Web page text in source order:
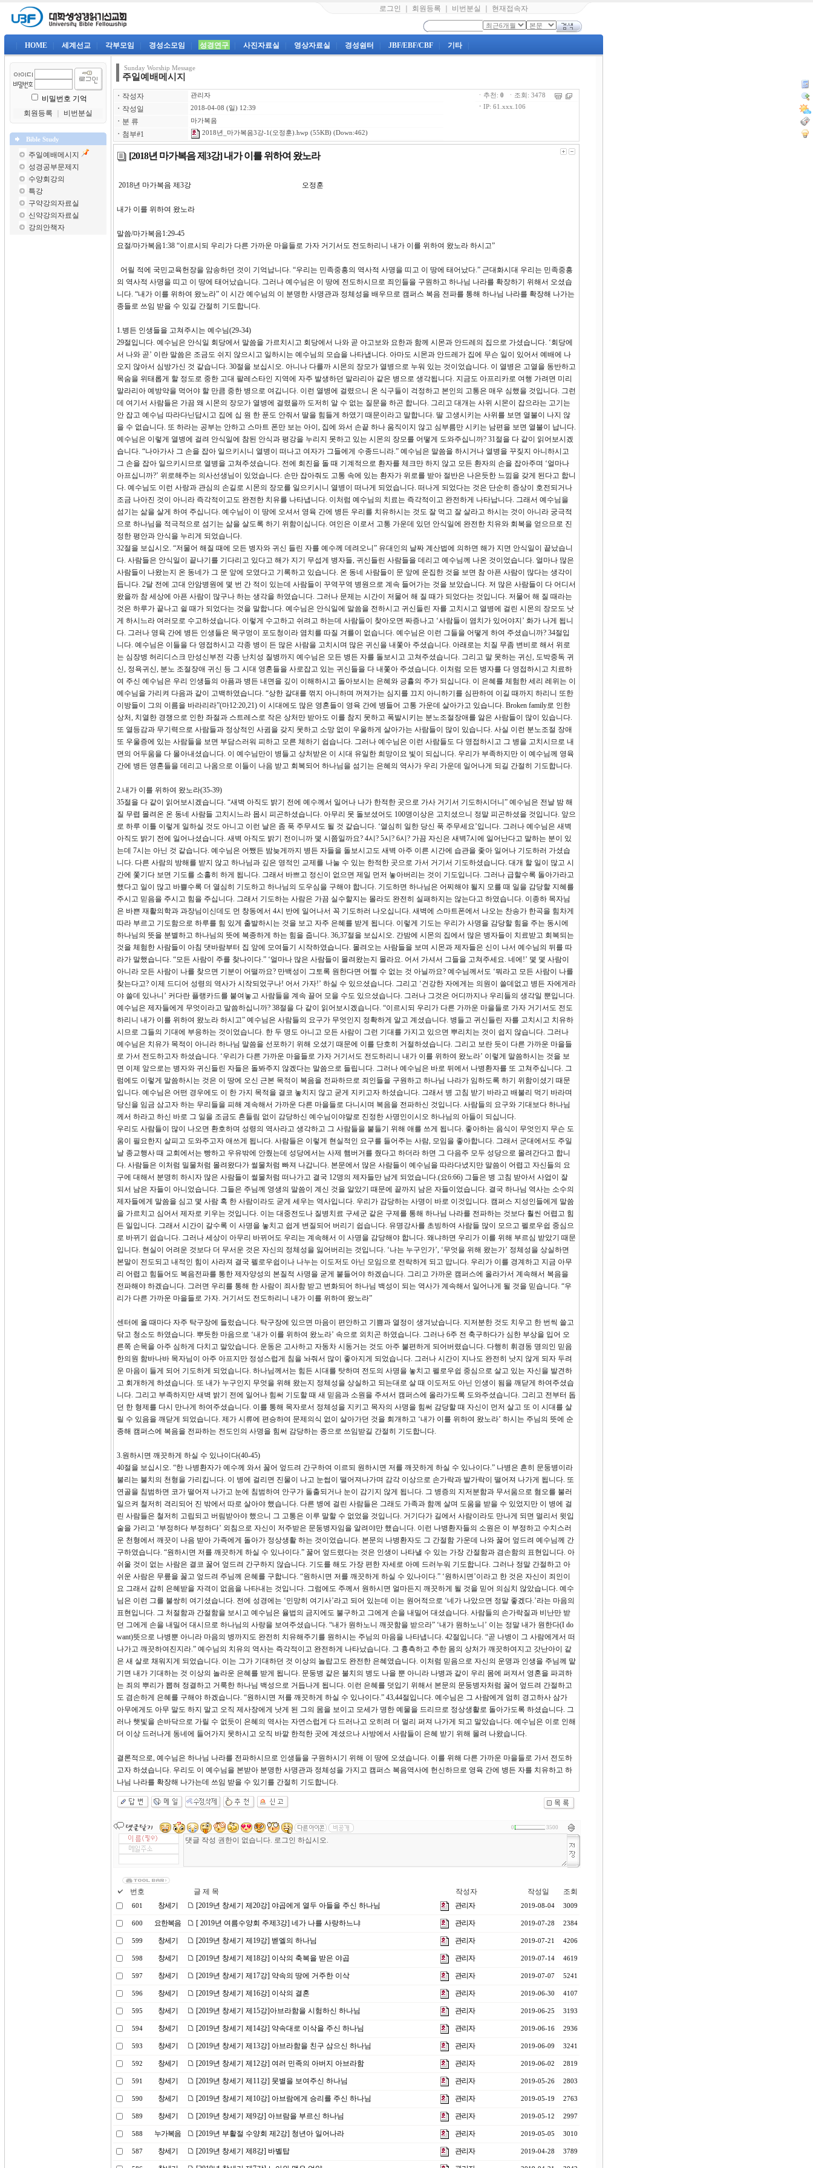
로그인 회원등록 비번분실 현재접속자
HOME 세계선교 각부모임 경성소모임 성경연구 사진자료실 영상자료실 경성쉼터 JBF/EBF/CBF 기타
비밀번호 기억
회원등록
비번분실
Bible Study
주일예배메시지
성경공부문제지
수양회강의
특강
구약강의자료실
신약강의자료실
강의안책자
Sunday Worship Message
주일예배메시지
ㆍ 작성자 관리자
ㆍ 작성일 2018-04-08 (일) 12:39
ㆍ 분 류 마가복음
ㆍ 첨부#1 2018년_마가복음3강-1(오정훈).hwp (55KB) (Down:462)
ㆍ추천: 0 ㆍ조회: 3478
ㆍ IP: 61.xxx.106
[2018년 마가복음 제3강] 내가 이를 위하여 왔노라
2018년 마가복음 제3강 오정훈
내가 이를 위하여 왔노라
말씀/마가복음1:29-45
요절/마가복음1:38 “이르시되 우리가 다른 가까운 마을들로 가자 거기서도 전도하리니 내가 이를 위하여 왔노라 하시고”
어릴 적에 국민교육헌장을 암송하던 것이 기억납니다. “우리는 민족중흥의 역사적 사명을 띠고 이 땅에 태어났다.” 근대화시대 우리는 민족중흥
의 역사적 사명을 띠고 이 땅에 태어났습니다. 그러나 예수님은 이 땅에 전도하시므로 죄인들을 구원하고 하나님 나라를 확장하기 위해서 오셨습
니다. “내가 이를 위하여 왔노라” 이 시간 예수님의 이 분명한 사명관과 정체성을 배우므로 캠퍼스 복음 전파를 통해 하나님 나라를 확장해 나가는
종들로 쓰임 받을 수 있길 간절히 기도합니다.
1.병든 인생들을 고쳐주시는 예수님(29-34)
29절입니다. 예수님은 안식일 회당에서 말씀을 가르치시고 회당에서 나와 곧 야고보와 요한과 함께 시몬과 안드레의 집으로 가셨습니다. ‘회당에
서 나와 곧’ 이란 말씀은 조금도 쉬지 않으시고 일하시는 예수님의 모습을 나타냅니다. 아마도 시몬과 안드레가 집에 무슨 일이 있어서 예배에 나
오지 않아서 심방가신 것 같습니다. 30절을 보십시오. 아니나 다를까 시몬의 장모가 열병으로 누워 있는 것이었습니다. 이 열병은 고열을 동반하고
목숨을 위태롭게 할 정도로 중한 고대 팔레스타인 지역에 자주 발생하던 말라리아 같은 병으로 생각됩니다. 지금도 아프리카로 여행 가려면 미리
말라리아 예방약을 먹어야 할 만큼 중한 병으로 여깁니다. 이런 열병에 걸렸으니 온 식구들이 걱정하고 본인의 고통은 매우 심했을 것입니다. 그런
데 여기서 사람들은 가끔 왜 시몬의 장모가 열병에 걸렸을까 도저히 알 수 없는 질문을 하곤 합니다. 그리고 대개는 사위 시몬이 잡으라는 고기는
안 잡고 예수님 따라다닌답시고 집에 십 원 한 푼도 안줘서 딸을 힘들게 하였기 때문이라고 말합니다. 딸 고생시키는 사위를 보면 열불이 나지 않
을 수 없습니다. 또 하라는 공부는 안하고 스마트 폰만 보는 아이, 집에 와서 손끝 하나 움직이지 않고 심부름만 시키는 남편을 보면 열불이 납니다.
예수님은 이렇게 열병에 걸려 안식일에 참된 안식과 평강을 누리지 못하고 있는 시몬의 장모를 어떻게 도와주십니까? 31절을 다 같이 읽어보시겠
습니다. “나아가사 그 손을 잡아 일으키시니 열병이 떠나고 여자가 그들에게 수종드니라.” 예수님은 말씀을 하시거나 열병을 꾸짖지 아니하시고
그 손을 잡아 일으키시므로 열병을 고쳐주셨습니다. 전에 회진을 돌 때 기계적으로 환자를 체크만 하지 않고 모든 환자의 손을 잡아주며 ‘얼마나
아프십니까?’ 위로해주는 의사선생님이 있었습니다. 손만 잡아줘도 고통 속에 있는 환자가 위로를 받아 절반은 나은듯한 느낌을 갖게 된다고 합니
다. 예수님도 이런 사랑과 관심의 손길로 시몬의 장모를 일으키시니 열병이 떠나게 되었습니다. 떠나게 되었다는 것은 단순히 증상이 호전되거나
조금 나아진 것이 아니라 즉각적이고도 완전한 치유를 나타냅니다. 이처럼 예수님의 치료는 즉각적이고 완전하게 나타납니다. 그래서 예수님을
섬기는 삶을 살게 하여 주십니다. 예수님이 이 땅에 오셔서 영육 간에 병든 우리를 치유하시는 것도 잘 먹고 잘 살라고 하시는 것이 아니라 궁극적
으로 하나님을 적극적으로 섬기는 삶을 살도록 하기 위함이십니다. 여인은 이로서 고통 가운데 있던 안식일에 완전한 치유와 회복을 얻으므로 진
정한 평안과 안식을 누리게 되었습니다.
32절을 보십시오. “저물어 해질 때에 모든 병자와 귀신 들린 자를 예수께 데려오니” 유대인의 날짜 계산법에 의하면 해가 지면 안식일이 끝났습니
다. 사람들은 안식일이 끝나기를 기다리고 있다고 해가 지기 무섭게 병자들, 귀신들린 사람들을 데리고 예수님께 나온 것이었습니다. 얼마나 많은
사람들이 나왔는지 온 동네가 그 문 앞에 모였다고 기록하고 있습니다. 온 동네 사람들이 문 앞에 운집한 것을 보면 참 아픈 사람이 많다는 생각이
듭니다. 2달 전에 고대 안암병원에 몇 번 간 적이 있는데 사람들이 꾸역꾸역 병원으로 계속 들어가는 것을 보았습니다. 저 많은 사람들이 다 어디서
왔을까 참 세상에 아픈 사람이 많구나 하는 생각을 하였습니다. 그러나 문제는 시간이 저물어 해 질 때가 되었다는 것입니다. 저물어 해 질 때라는
것은 하루가 끝나고 쉴 때가 되었다는 것을 말합니다. 예수님은 안식일에 말씀을 전하시고 귀신들린 자를 고치시고 열병에 걸린 시몬의 장모도 낫
게 하시느라 여러모로 수고하셨습니다. 이렇게 수고하고 쉬려고 하는데 사람들이 찾아오면 짜증나고 ‘사람들이 염치가 있어야지’ 화가 나게 됩니
다. 그러나 영육 간에 병든 인생들은 목구멍이 포도청이라 염치를 따질 겨를이 없습니다. 예수님은 이런 그들을 어떻게 하여 주셨습니까? 34절입
니다. 예수님은 이들을 다 영접하시고 각종 병이 든 많은 사람을 고치시며 많은 귀신을 내쫓아 주셨습니다. 아래로는 치질 무좀 변비로 해서 위로
는 심장병 허리디스크 만성신부전 각종 난치성 질병까지 예수님은 모든 병든 자를 돌보시고 고쳐주셨습니다. 그리고 말 못하는 귀신, 도박중독 귀
신, 정욕귀신, 분노 조절장애 귀신 등 그 시대 영혼들을 사로잡고 있는 귀신들을 다 내쫓아 주셨습니다. 이처럼 모든 병자를 다 영접하시고 치료하
여 주신 예수님은 우리 인생들의 아픔과 병든 내면을 깊이 이해하시고 돌아보시는 은혜와 긍휼의 주가 되십니다. 이 은혜를 체험한 세리 레위는 이
예수님을 가리켜 다음과 같이 고백하였습니다. “상한 갈대를 꺾지 아니하며 꺼져가는 심지를 끄지 아니하기를 심판하여 이길 때까지 하리니 또한
이방들이 그의 이름을 바라리라”(마12:20,21) 이 시대에도 많은 영혼들이 영육 간에 병들어 고통 가운데 살아가고 있습니다. Broken family로 인한
상처, 치열한 경쟁으로 인한 좌절과 스트레스로 작은 상처만 받아도 이를 참지 못하고 폭발시키는 분노조절장애를 앓은 사람들이 많이 있습니다.
또 열등감과 무기력으로 사람들과 정상적인 사귐을 갖지 못하고 소망 없이 우울하게 살아가는 사람들이 많이 있습니다. 사실 이런 분노조절 장애
또 우울증에 있는 사람들을 보면 부담스러워 피하고 모른 체하기 쉽습니다. 그러나 예수님은 이런 사람들도 다 영접하시고 그 병을 고치시므로 내
면의 어두움을 다 몰아내셨습니다. 이 예수님만이 병들고 상처받은 이 시대 유일한 희망이요 빛이 되십니다. 우리가 부족하지만 이 예수님께 영육
간에 병든 영혼들을 데리고 나옴으로 이들이 나음 받고 회복되어 하나님을 섬기는 은혜의 역사가 우리 가운데 일어나게 되길 간절히 기도합니다.
2.내가 이를 위하여 왔노라(35-39)
35절을 다 같이 읽어보시겠습니다. “새벽 아직도 밝기 전에 예수께서 일어나 나가 한적한 곳으로 가사 거기서 기도하시더니” 예수님은 전날 밤 해
질 무렵 몰려온 온 동네 사람들 고치시느라 몹시 피곤하셨습니다. 아무리 못 돌보셨어도 100명이상은 고치셨으니 정말 피곤하셨을 것입니다. 앞으
로 하루 이틀 이렇게 일하실 것도 아니고 이런 날은 좀 푹 주무셔도 될 것 같습니다. ‘열심히 일한 당신 푹 주무세요’입니다. 그러나 예수님은 새벽
아직도 밝기 전에 일어나셨습니다. 새벽 아직도 밝기 전이니까 몇 시쯤일까요? 4시? 5시? 6시? 가끔 자신은 새벽7시에 일어난다고 말하는 분이 있
는데 7시는 아닌 것 같습니다. 예수님은 어쨌든 밤늦게까지 병든 자들을 돌보시고도 새벽 아주 이른 시간에 습관을 좇아 일어나 기도하러 가셨습
니다. 다른 사람의 방해를 받지 않고 하나님과 깊은 영적인 교제를 나눌 수 있는 한적한 곳으로 가서 거기서 기도하셨습니다. 대개 할 일이 많고 시
간에 쫓기다 보면 기도를 소홀히 하게 됩니다. 그래서 바쁘고 정신이 없으면 제일 먼저 놓아버리는 것이 기도입니다. 그러나 급할수록 돌아가라고
했다고 일이 많고 바쁠수록 더 열심히 기도하고 하나님의 도우심을 구해야 합니다. 기도하면 하나님은 어찌해야 될지 모를 때 일을 감당할 지혜를
주시고 믿음을 주시고 힘을 주십니다. 그래서 기도하는 사람은 가끔 실수할지는 몰라도 완전히 실패하지는 않는다고 하였습니다. 이종하 목자님
은 바쁜 재활의학과 과장님이신데도 먼 창동에서 4시 반에 일어나서 꼭 기도하러 나오십니다. 새벽에 스마트폰에서 나오는 찬송가 한곡을 힘차게
따라 부르고 기도함으로 하루를 힘 있게 출발하시는 것을 보고 자주 은혜를 받게 됩니다. 이렇게 기도는 우리가 사명을 감당할 힘을 주는 동시에
하나님의 뜻을 분별하고 하나님의 뜻에 복종하게 하는 힘을 줍니다. 36,37절을 보십시오. 간밤에 시몬의 집에서 많은 병자들이 치료받고 회복되는
것을 체험한 사람들이 아침 댓바람부터 집 앞에 모여들기 시작하였습니다. 몰려오는 사람들을 보며 시몬과 제자들은 신이 나서 예수님의 뒤를 따
라가 말했습니다. “모든 사람이 주를 찾나이다.” ‘얼마나 많은 사람들이 몰려왔는지 몰라요. 어서 가셔서 그들을 고쳐주세요. 네에!’ 몇 몇 사람이
아니라 모든 사람이 나를 찾으면 기분이 어떨까요? 만백성이 그토록 원한다면 어쩔 수 없는 것 아닐까요? 예수님께서도 ‘뭐라고 모든 사람이 나를
찾는다고? 이제 드디어 성령의 역사가 시작되었구나! 어서 가자!’ 하실 수 있으셨습니다. 그리고 ‘건강한 자에게는 의원이 쓸데없고 병든 자에게라
야 쓸데 있나니’ 커다란 플랭카드를 붙여놓고 사람들을 계속 끌어 모을 수도 있으셨습니다. 그러나 그것은 어디까지나 우리들의 생각일 뿐입니다.
예수님은 제자들에게 무엇이라고 말씀하십니까? 38절을 다 같이 읽어보시겠습니다. “이르시되 우리가 다른 가까운 마을들로 가자 거기서도 전도
하리니 내가 이를 위하여 왔노라 하시고” 예수님은 사람들의 요구가 무엇인지 정확하게 알고 계셨습니다. 병들고 귀신들린 자를 고치시고 치유하
시므로 그들의 기대에 부응하는 것이었습니다. 한 두 명도 아니고 모든 사람이 그런 기대를 가지고 있으면 뿌리치는 것이 쉽지 않습니다. 그러나
예수님은 치유가 목적이 아니라 하나님 말씀을 선포하기 위해 오셨기 때문에 이를 단호히 거절하셨습니다. 그리고 보란 듯이 다른 가까운 마을들
로 가서 전도하고자 하셨습니다. ‘우리가 다른 가까운 마을들로 가자 거기서도 전도하리니 내가 이를 위하여 왔노라’ 이렇게 말씀하시는 것을 보
면 이제 앞으로는 병자와 귀신들린 자들은 돌봐주지 않겠다는 말씀으로 들립니다. 그러나 예수님은 바로 뒤에서 나병환자를 또 고쳐주십니다. 그
럼에도 이렇게 말씀하시는 것은 이 땅에 오신 근본 목적이 복음을 전파하므로 죄인들을 구원하고 하나님 나라가 임하도록 하기 위함이셨기 때문
입니다. 예수님은 어떤 경우에도 이 한 가지 목적을 결코 놓치지 않고 굳게 지키고자 하셨습니다. 그래서 병 고침 받기 바라고 배불리 먹기 바라며
당신을 임금 삼고자 하는 무리들을 피해 계속해서 가까운 다른 마을들로 다니시며 복음을 전파하신 것입니다. 사람들의 요구와 기대보다 하나님
께서 하라고 하신 바로 그 일을 조금도 흔들림 없이 감당하신 예수님이야말로 진정한 사명인이시오 하나님의 아들이 되십니다.
우리도 사람들이 많이 나오면 환호하며 성령의 역사라고 생각하고 그 사람들을 붙들기 위해 애를 쓰게 됩니다. 좋아하는 음식이 무엇인지 무슨 도
움이 필요한지 살피고 도와주고자 애쓰게 됩니다. 사람들은 이렇게 현실적인 요구를 들어주는 사람, 모임을 좋아합니다. 그래서 군대에서도 주일
날 종교행사 때 교회에서는 빵하고 우유밖에 안줬는데 성당에서는 사제 햄버거를 줬다고 하더라 하면 그 다음주 모두 성당으로 몰려간다고 합니
다. 사람들은 이처럼 밀물처럼 몰려왔다가 썰물처럼 빠져 나갑니다. 본문에서 많은 사람들이 예수님을 따라다녔지만 말씀이 어렵고 자신들의 요
구에 대해서 분명히 하시자 많은 사람들이 썰물처럼 떠나가고 결국 12명의 제자들만 남게 되었습니다.(요6:66) 그들은 병 고침 받아서 사업이 잘
되서 남은 자들이 아니었습니다. 그들은 주님께 영생의 말씀이 계신 것을 알았기 때문에 끝까지 남은 자들이었습니다. 결국 하나님 역사는 소수의
제자들에게 말씀을 심고 몇 사람 혹 한 사람이라도 굳게 세우는 역사입니다. 우리가 감당하는 사명이 바로 이것입니다. 캠퍼스 지성인들에게 말씀
을 가르치고 심어서 제자로 키우는 것입니다. 이는 대중전도나 질병치료 구세군 같은 구제를 통해 하나님 나라를 전파하는 것보다 훨씬 어렵고 힘
든 일입니다. 그래서 시간이 갈수록 이 사명을 놓치고 쉽게 변질되어 버리기 쉽습니다. 유명강사를 초빙하여 사람들 많이 모으고 펠로우쉽 중심으
로 바뀌기 쉽습니다. 그러나 세상이 아무리 바뀌어도 우리는 계속해서 이 사명을 감당해야 합니다. 왜냐하면 우리가 이를 위해 부르심 받았기 때문
입니다. 현실이 어려운 것보다 더 무서운 것은 자신의 정체성을 잃어버리는 것입니다. ‘나는 누구인가’, ‘무엇을 위해 왔는가’ 정체성을 상실하면
본말이 전도되고 내적인 힘이 사라져 결국 펠로우쉽이나 나누는 이도저도 아닌 모임으로 전락하게 되고 맙니다. 우리가 이를 경계하고 지금 아무
리 어렵고 힘들어도 복음전파를 통한 제자양성의 본질적 사명을 굳게 붙들어야 하겠습니다. 그리고 가까운 캠퍼스에 올라가서 계속해서 복음을
전파해야 하겠습니다. 그러면 우리를 통해 한 사람이 죄사함 받고 변화되어 하나님 백성이 되는 역사가 계속해서 일어나게 될 것을 믿습니다. “우
리가 다른 가까운 마을들로 가자. 거기서도 전도하리니 내가 이를 위하여 왔노라”
센터에 올 때마다 자주 탁구장에 들렀습니다. 탁구장에 있으면 마음이 편안하고 기쁨과 열정이 생겨났습니다. 지저분한 것도 치우고 한 번씩 쓸고
닦고 청소도 하였습니다. 뿌듯한 마음으로 ‘내가 이를 위하여 왔노라’ 속으로 외치곤 하였습니다. 그러나 6주 전 축구하다가 심한 부상을 입어 오
른쪽 손목을 아주 심하게 다치고 말았습니다. 운동은 고사하고 자동차 시동거는 것도 아주 불편하게 되어버렸습니다. 다행히 휘경동 명의인 믿음
한의원 함바나바 목자님이 아주 아프지만 정성스럽게 침을 놔줘서 많이 좋아지게 되었습니다. 그러나 시간이 지나도 완전히 낫지 않게 되자 두려
운 마음이 들게 되어 기도하게 되었습니다. 하나님께서는 힘든 시대를 탓하며 전도의 사명을 놓치고 펠로우쉽 중심으로 살고 있는 자신을 발견하
고 회개하게 하셨습니다. 또 내가 누구인지 무엇을 위해 왔는지 정체성을 상실하고 되는대로 살 때 이도저도 아닌 인생이 됨을 깨닫게 하여주셨습
니다. 그리고 부족하지만 새벽 밝기 전에 일어나 힘써 기도할 때 새 믿음과 소원을 주셔서 캠퍼스에 올라가도록 도와주셨습니다. 그리고 전부터 돕
던 한 형제를 다시 만나게 하여주셨습니다. 이를 통해 목자로서 정체성을 지키고 목자의 사명을 힘써 감당할 때 자신이 먼저 살고 또 이 시대를 살
릴 수 있음을 깨닫게 되었습니다. 제가 시류에 편승하여 문제의식 없이 살아가던 것을 회개하고 ‘내가 이를 위하여 왔노라’ 하시는 주님의 뜻에 순
종해 캠퍼스에 복음을 전파하는 전도인의 사명을 힘써 감당하는 종으로 쓰임받길 간절히 기도합니다.
3.원하시면 깨끗하게 하실 수 있나이다(40-45)
40절을 보십시오. “한 나병환자가 예수께 와서 꿇어 엎드려 간구하여 이르되 원하시면 저를 깨끗하게 하실 수 있나이다.” 나병은 흔히 문둥병이라
불리는 불치의 천형을 가리킵니다. 이 병에 걸리면 진물이 나고 눈썹이 떨어져나가며 감각 이상으로 손가락과 발가락이 떨어져 나가게 됩니다. 또
연골을 침범하면 코가 떨어져 나가고 눈에 침범하여 안구가 돌출되거나 눈이 감기지 않게 됩니다. 그 병증의 지저분함과 무서움으로 혐오를 불러
일으켜 철저히 격리되어 진 밖에서 따로 살아야 했습니다. 다른 병에 걸린 사람들은 그래도 가족과 함께 살며 도움을 받을 수 있었지만 이 병에 걸
린 사람들은 철저히 고립되고 버림받아야 했으니 그 고통은 이루 말할 수 없었을 것입니다. 거기다가 길에서 사람이라도 만나게 되면 멀리서 윗입
술을 가리고 ‘부정하다 부정하다’ 외침으로 자신이 저주받은 문둥병자임을 알려야만 했습니다. 이런 나병환자들의 소원은 이 부정하고 수치스러
운 천형에서 깨끗이 나음 받아 가족에게 돌아가 정상생활 하는 것이었습니다. 본문의 나병환자도 그 간절함 가운데 나와 꿇어 엎드려 예수님께 간
구하였습니다. “원하시면 저를 깨끗하게 하실 수 있나이다.” 꿇어 엎드렸다는 것은 인생이 나타낼 수 있는 가장 간절함과 겸손함의 표현입니다. 아
쉬울 것이 없는 사람은 결코 꿇어 엎드려 간구하지 않습니다. 기도를 해도 가장 편한 자세로 아예 드러누워 기도합니다. 그러나 정말 간절하고 아
쉬운 사람은 무릎을 꿇고 엎드려 주님께 은혜를 구합니다. “원하시면 저를 깨끗하게 하실 수 있나이다.” ‘원하시면’이라고 한 것은 자신이 죄인이
요 그래서 감히 은혜받을 자격이 없음을 나타내는 것입니다. 그럼에도 주께서 원하시면 얼마든지 깨끗하게 될 것을 믿어 의심치 않았습니다. 예수
님은 이런 그를 불쌍히 여기셨습니다. 전에 성경에는 ‘민망히 여기사’라고 되어 있는데 이는 원어적으로 ‘네가 나았으면 정말 좋겠다.’라는 마음의
표현입니다. 그 처절함과 간절함을 보시고 예수님은 율법의 금지에도 불구하고 그에게 손을 내밀어 대셨습니다. 사람들의 손가락질과 비난만 받
던 그에게 손을 내밀어 대시므로 하나님의 사랑을 보여주셨습니다. “내가 원하노니 깨끗함을 받으라” ‘내가 원하노니’ 이는 정말 내가 원한다(I do
want)뜻으로 나병뿐 아니라 마음의 병까지도 완전히 치유해주기를 원하시는 주님의 마음을 나타냅니다. 42절입니다. “곧 나병이 그 사람에게서 떠
나가고 깨끗하여진지라.” 예수님의 치유의 역사는 즉각적이고 완전하게 나타났습니다. 그 흉측하고 추한 몸의 상처가 깨끗하여지고 갓난아이 같
은 새 살로 채워지게 되었습니다. 이는 그가 기대하던 것 이상의 놀랍고도 완전한 은혜였습니다. 이처럼 믿음으로 자신의 운명과 인생을 주님께 맡
기면 내가 기대하는 것 이상의 놀라운 은혜를 받게 됩니다. 문둥병 같은 불치의 병도 나을 뿐 아니라 나병과 같이 우리 몸에 퍼져서 영혼을 파괴하
는 죄의 뿌리가 뽑혀 정결하고 거룩한 하나님 백성으로 거듭나게 됩니다. 이런 은혜를 덧입기 위해서 본문의 문둥병자처럼 꿇어 엎드려 간절하고
도 겸손하게 은혜를 구해야 하겠습니다. “원하시면 저를 깨끗하게 하실 수 있나이다.” 43,44절입니다. 예수님은 그 사람에게 엄히 경고하사 삼가
아무에게도 아무 말도 하지 말고 오직 제사장에게 낫게 된 그의 몸을 보이고 모세가 명한 예물을 드리므로 정상생활로 돌아가도록 하셨습니다. 그
러나 햇빛을 손바닥으로 가릴 수 없듯이 은혜의 역사는 자연스럽게 다 드러나고 오히려 더 멀리 퍼져 나가게 되고 말았습니다. 예수님은 이로 인해
더 이상 드러나게 동네에 들어가지 못하시고 오직 바깥 한적한 곳에 계셨으나 사방에서 사람들이 은혜 받기 위해 몰려 나왔습니다.
결론적으로, 예수님은 하나님 나라를 전파하시므로 인생들을 구원하시기 위해 이 땅에 오셨습니다. 이를 위해 다른 가까운 마을들로 가서 전도하
고자 하셨습니다. 우리도 이 예수님을 본받아 분명한 사명관과 정체성을 가지고 캠퍼스 복음역사에 헌신하므로 영육 간에 병든 자를 치유하고 하
나님 나라를 확장해 나가는데 쓰임 받을 수 있기를 간절히 기도합니다.
0 3500
번호 글 제 목 작성자 작성일 조회
601 창세기 [2019년 창세기 제20강] 야곱에게 열두 아들을 주신 하나님 관리자 2019-08-04 3009
600 요한복음 [ 2019년 여름수양회 주제3강] 네가 나를 사랑하느냐 관리자 2019-07-28 2384
599 창세기 [2019년 창세기 제19강] 벧엘의 하나님 관리자 2019-07-21 4206
598 창세기 [2019년 창세기 제18강] 이삭의 축복을 받은 야곱 관리자 2019-07-14 4619
597 창세기 [2019년 창세기 제17강] 약속의 땅에 거주한 이삭 관리자 2019-07-07 5241
596 창세기 [2019년 창세기 제16강] 이삭의 결혼 관리자 2019-06-30 4107
595 창세기 [2019년 창세기 제15강]아브라함을 시험하신 하나님 관리자 2019-06-25 3193
594 창세기 [2019년 창세기 제14강] 약속대로 이삭을 주신 하나님 관리자 2019-06-16 2936
593 창세기 [2019년 창세기 제13강] 아브라함을 친구 삼으신 하나님 관리자 2019-06-09 3241
592 창세기 [2019년 창세기 제12강] 여러 민족의 아버지 아브라함 관리자 2019-06-02 2819
591 창세기 [2019년 창세기 제11강] 뭇별을 보여주신 하나님 관리자 2019-05-26 2803
590 창세기 [2019년 창세기 제10강] 아브람에게 승리를 주신 하나님 관리자 2019-05-19 2763
589 창세기 [2019년 창세기 제9강] 아브람을 부르신 하나님 관리자 2019-05-12 2997
588 누가복음 [2019년 부활절 수양회 제2강] 청년아 일어나라 관리자 2019-05-05 3010
587 창세기 [2019년 창세기 제8강] 바벨탑 관리자 2019-04-28 3789